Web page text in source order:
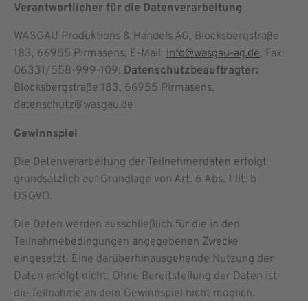
Verantwortlicher für die Datenverarbeitung
WASGAU Produktions & Handels AG, Blocksbergstraße
183, 66955 Pirmasens, E-Mail: info@wasgau-ag.de, Fax:
06331/558-999-109; Datenschutzbeauftragter:
Blocksbergstraße 183, 66955 Pirmasens,
datenschutz@wasgau.de
Gewinnspiel
Die Datenverarbeitung der Teilnehmerdaten erfolgt
grundsätzlich auf Grundlage von Art. 6 Abs. 1 lit. b
DSGVO.
Die Daten werden ausschließlich für die in den
Teilnahmebedingungen angegebenen Zwecke
eingesetzt. Eine darüberhinausgehende Nutzung der
Daten erfolgt nicht. Ohne Bereitstellung der Daten ist
die Teilnahme an dem Gewinnspiel nicht möglich.